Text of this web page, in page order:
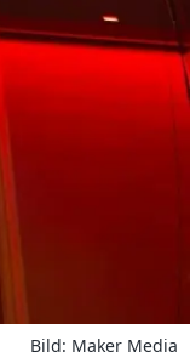
Bild: Maker Media